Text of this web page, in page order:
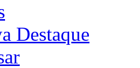
Destaque